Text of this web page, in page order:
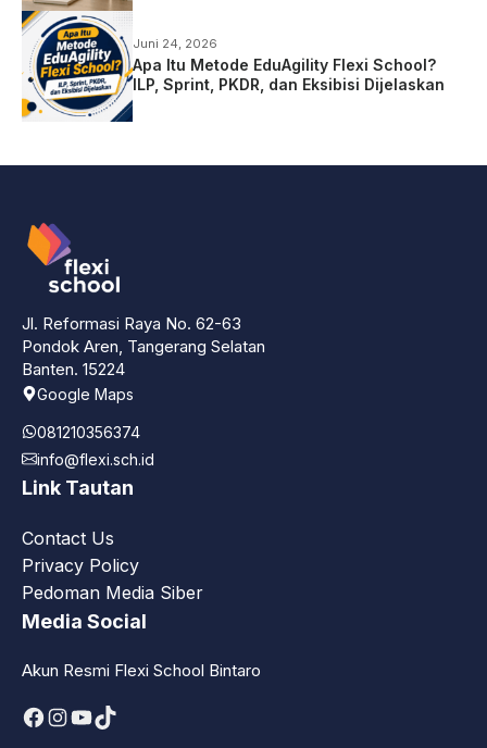
Juni 24, 2026
Apa Itu Metode EduAgility Flexi School?
ILP, Sprint, PKDR, dan Eksibisi Dijelaskan
Jl. Reformasi Raya No. 62-63
Pondok Aren, Tangerang Selatan
Banten. 15224
Google Maps
081210356374
info@flexi.sch.id
Link Tautan
Contact Us
Privacy Policy
Pedoman Media Siber
Media Social
Akun Resmi Flexi School Bintaro
Facebook
Instagram
YouTube
TikTok